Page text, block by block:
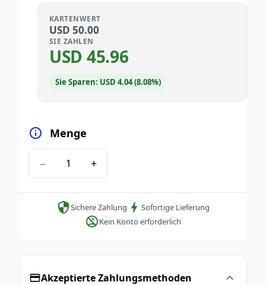
KARTENWERT
USD 50.00
SIE ZAHLEN
USD 45.96
Sie Sparen: USD 4.04 (8.08%)
Menge
− +
Sichere Zahlung
Sofortige Lieferung
Kein Konto erforderlich
Akzeptierte Zahlungsmethoden